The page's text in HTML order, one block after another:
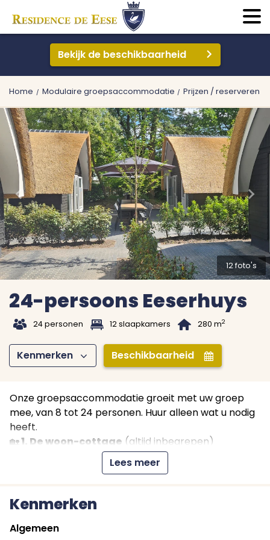
Bekijk de beschikbaarheid
Home Modulaire groepsaccommodatie Prijzen / reserveren
12 foto's
24-persoons Eeserhuys
t 24 personen 1 12 slaapkamers B 280 m2
Kenmerken I Beschikbaarheid Z
Onze groepsaccommodatie groeit met uw groep
mee, van 8 tot 24 personen. Huur alleen wat u nodig
heeft.
🏡1. De woon-cottage (altijd inbegrepen)
Gezamelijke woonkamer, keuken en gezellig terras.
Naast de woon-cottage beschikken we over 12 privé
slaapunits, verdeeld over 3 gebouwen.
Elke unit heeft een eigen ingang, badkamer &
Lees meer
Kenmerken
Algemeen